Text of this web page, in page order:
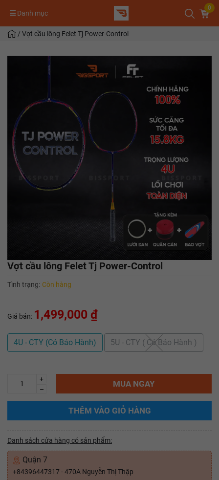
Danh mục
0
/ Vợt cầu lông Felet Tj Power-Control
Vợt cầu lông Felet Tj Power-Control
Tình trạng: Còn hàng
Giá bán: 1,499,000 ₫
4U - CTY (Có Bảo Hành) 5U - CTY ( Có Bảo Hành )
+
–
MUA NGAY
THÊM VÀO GIỎ HÀNG
Danh sách cửa hàng có sản phẩm:
Quận 7
+84396447317 - 470A Nguyễn Thị Thập